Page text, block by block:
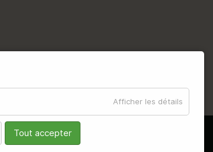
Afficher les détails
Tout accepter